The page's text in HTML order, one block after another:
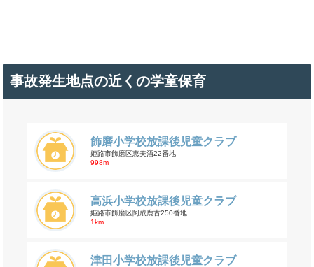
事故発生地点の近くの学童保育
飾磨小学校放課後児童クラブ
姫路市飾磨区恵美酒22番地
998m
高浜小学校放課後児童クラブ
姫路市飾磨区阿成鹿古250番地
1km
津田小学校放課後児童クラブ